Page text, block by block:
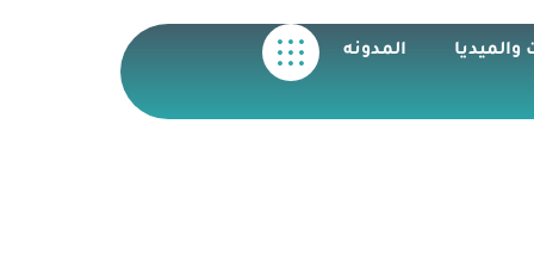
والميديا المدونه